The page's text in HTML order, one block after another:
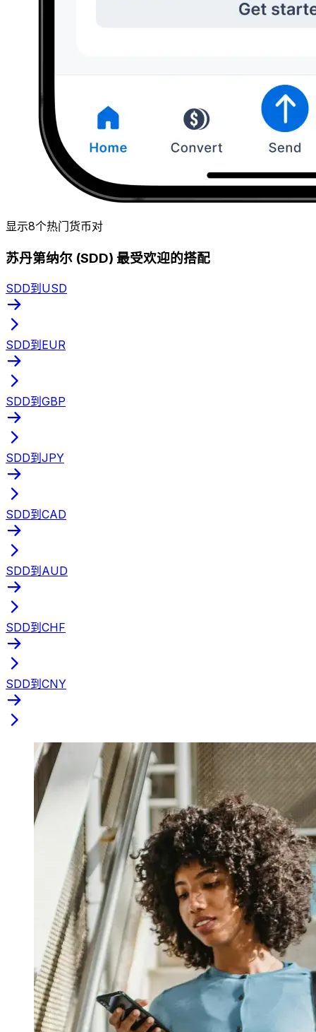
显示8个热门货币对
苏丹第纳尔 (SDD) 最受欢迎的搭配
SDD到USD
SDD到EUR
SDD到GBP
SDD到JPY
SDD到CAD
SDD到AUD
SDD到CHF
SDD到CNY